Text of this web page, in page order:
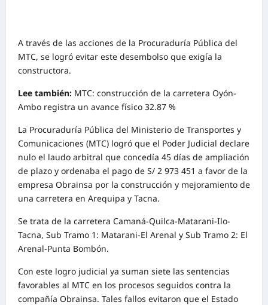
A través de las acciones de la Procuraduría Pública del
MTC, se logró evitar este desembolso que exigía la
constructora.
Lee también: MTC: construcción de la carretera Oyón-
Ambo registra un avance físico 32.87 %
La Procuraduría Pública del Ministerio de Transportes y
Comunicaciones (MTC) logró que el Poder Judicial declare
nulo el laudo arbitral que concedía 45 días de ampliación
de plazo y ordenaba el pago de S/ 2 973 451 a favor de la
empresa Obrainsa por la construcción y mejoramiento de
una carretera en Arequipa y Tacna.
Se trata de la carretera Camaná-Quilca-Matarani-Ilo-
Tacna, Sub Tramo 1: Matarani-El Arenal y Sub Tramo 2: El
Arenal-Punta Bombón.
Con este logro judicial ya suman siete las sentencias
favorables al MTC en los procesos seguidos contra la
compañía Obrainsa. Tales fallos evitaron que el Estado